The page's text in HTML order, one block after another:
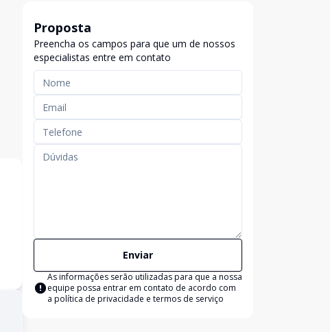
Proposta
Preencha os campos para que um de nossos
especialistas entre em contato
Enviar
As informações serão utilizadas para que a nossa
equipe possa entrar em contato de acordo com
a política de privacidade e termos de serviço